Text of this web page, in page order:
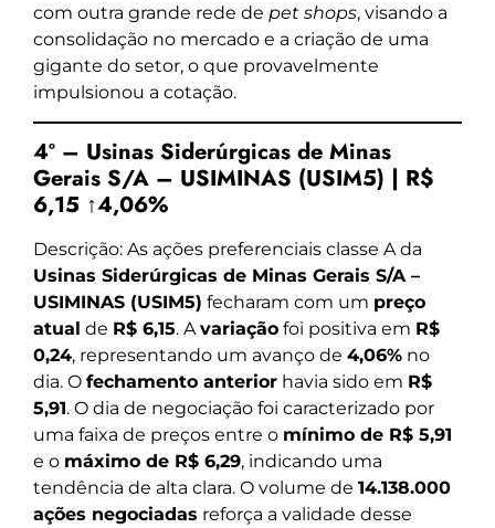
com outra grande rede de pet shops, visando a
consolidação no mercado e a criação de uma
gigante do setor, o que provavelmente
impulsionou a cotação.
4º – Usinas Siderúrgicas de Minas
Gerais S/A – USIMINAS (USIM5) | R$
6,15 ↑4,06%
Descrição: As ações preferenciais classe A da
Usinas Siderúrgicas de Minas Gerais S/A –
USIMINAS (USIM5) fecharam com um preço
atual de R$ 6,15. Avariação foi positiva em R$
0,24, representando um avanço de 4,06% no
dia. O fechamento anterior havia sido em R$
5,91. O dia de negociação foi caracterizado por
uma faixa de preços entre o mínimo de R$ 5,91
e o máximo de R$ 6,29, indicando uma
tendência de alta clara. O volume de 14.138.000
ações negociadas reforça a validade desse